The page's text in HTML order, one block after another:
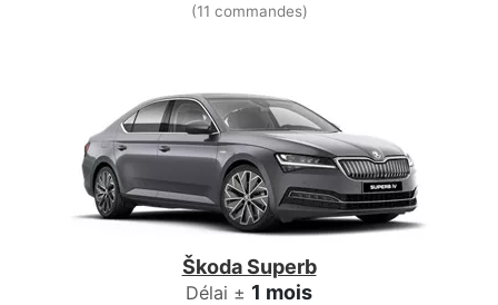
(11 commandes)
Škoda Superb
Délai ± 1 mois